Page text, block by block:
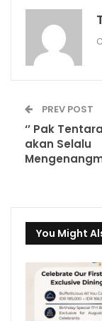
PREV POST
‘’ Pak
akan Selalu
You Might